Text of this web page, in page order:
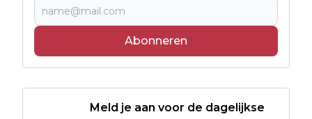
Abonneren
Meld je aan voor de dagelijkse